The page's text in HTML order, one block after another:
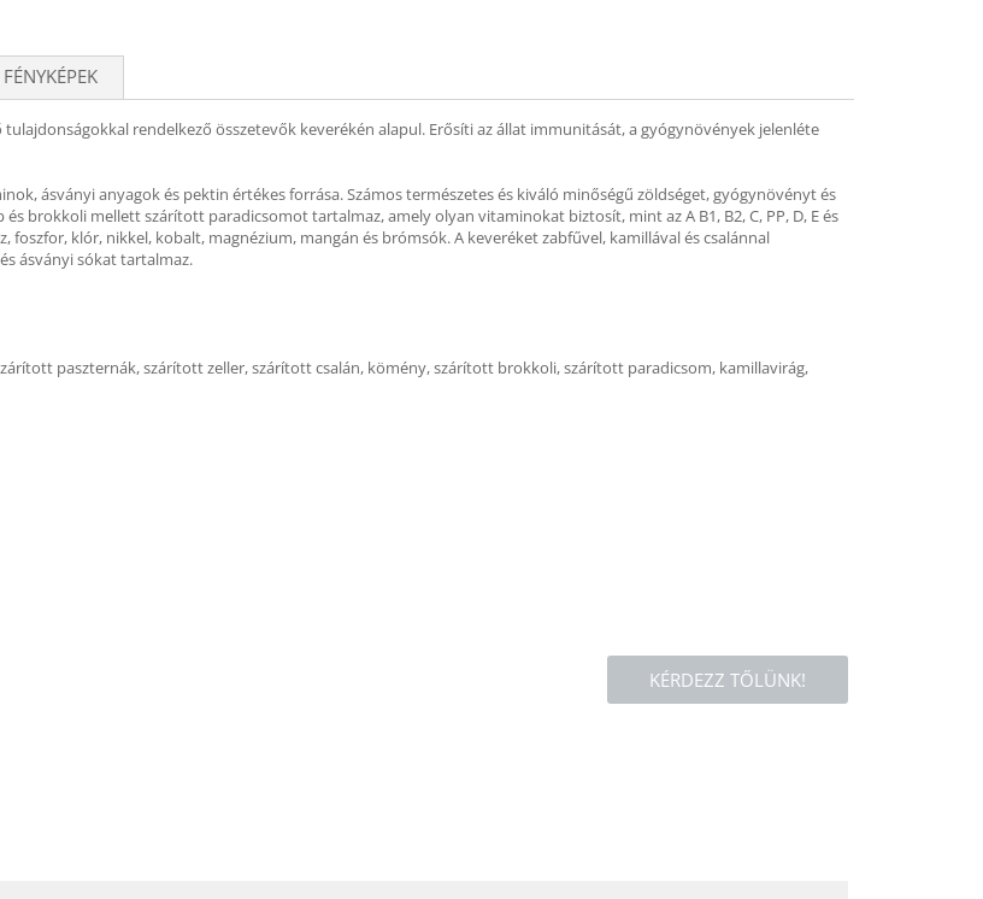
tulajdonságokkal rendelkező összetevők keverékén alapul. Erősíti az állat immunitását, a gyógynövények jelenléte
ásványi anyagok és pektin értékes forrása. Számos természetes és kiváló minőségű zöldséget, gyógynövényt és
brokkoli mellett szárított paradicsomot tartalmaz, amely olyan vitaminokat biztosít, mint az A B1, B2, C, PP, D, E és
klór, nikkel, kobalt, magnézium, mangán és brómsók. A keveréket zabfűvel, kamillával és csalánnal
ásványi sókat tartalmaz.
paszternák, szárított zeller, szárított csalán, kömény, szárított brokkoli, szárított paradicsom, kamillavirág,
KÉRDEZZ TŐLÜNK!